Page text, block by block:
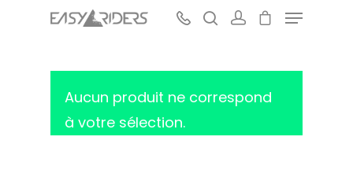
Hit enter to search or ESC to close
Aucun produit ne correspond
à votre sélection.